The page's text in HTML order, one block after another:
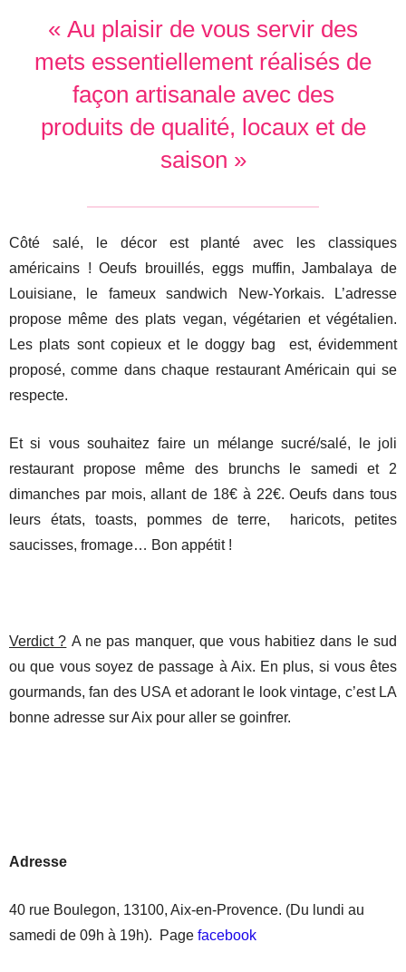
« Au plaisir de vous servir des
mets essentiellement réalisés de
façon artisanale avec des
produits de qualité, locaux et de
saison »
Côté salé, le décor est planté avec les classiques
américains ! Oeufs brouillés, eggs muffin, Jambalaya de
Louisiane, le fameux sandwich New-Yorkais. L’adresse
propose même des plats vegan, végétarien et végétalien.
Les plats sont copieux et le doggy bag est, évidemment
proposé, comme dans chaque restaurant Américain qui se
respecte.
Et si vous souhaitez faire un mélange sucré/salé, le joli
restaurant propose même des brunchs le samedi et 2
dimanches par mois, allant de 18€ à 22€. Oeufs dans tous
leurs états, toasts, pommes de terre, haricots, petites
saucisses, fromage… Bon appétit !
Verdict ? A ne pas manquer, que vous habitiez dans le sud
ou que vous soyez de passage à Aix. En plus, si vous êtes
gourmands, fan des USA et adorant le look vintage, c’est LA
bonne adresse sur Aix pour aller se goinfrer.
Adresse
40 rue Boulegon, 13100, Aix-en-Provence. (Du lundi au
samedi de 09h à 19h). Page facebook